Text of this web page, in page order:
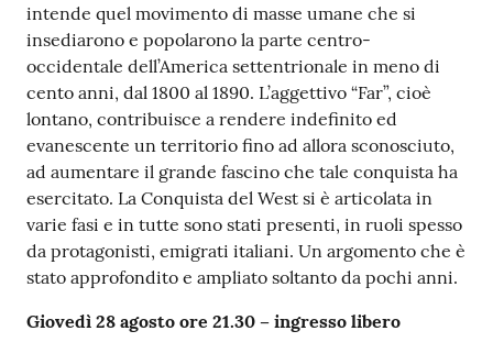
intende quel movimento di masse umane che si
insediarono e popolarono la parte centro-
occidentale dell’America settentrionale in meno di
cento anni, dal 1800 al 1890. L’aggettivo “Far”, cioè
lontano, contribuisce a rendere indefinito ed
evanescente un territorio fino ad allora sconosciuto,
ad aumentare il grande fascino che tale conquista ha
esercitato. La Conquista del West si è articolata in
varie fasi e in tutte sono stati presenti, in ruoli spesso
da protagonisti, emigrati italiani. Un argomento che è
stato approfondito e ampliato soltanto da pochi anni.
Giovedì 28 agosto ore 21.30 – ingresso libero